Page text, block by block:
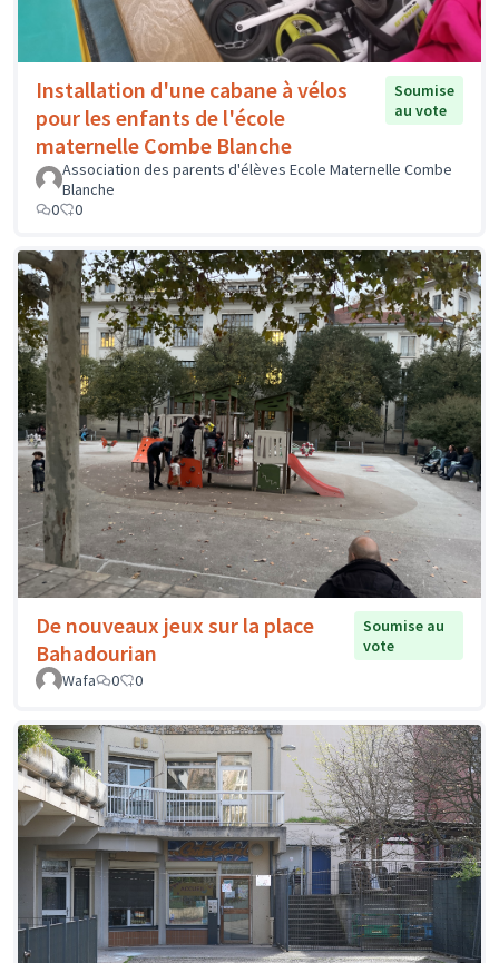
Installation d'une cabane à vélos
pour les enfants de l'école
maternelle Combe Blanche
Soumise
au vote
Association des parents d'élèves Ecole Maternelle Combe
Blanche
0
0
De nouveaux jeux sur la place
Bahadourian
Soumise au
vote
Wafa
0 0